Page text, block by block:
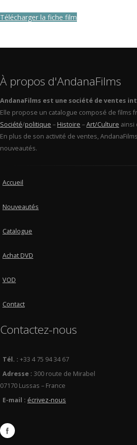
Télécharger la fiche film
À propos d'AndanaFilms
AndanaFilms est une société de ventes
Elle propose un catalogue composé de films
Société/politique – Histoire –Art/Culture ainsi
En plus de son activité de ventes,
nouveautés.
Accueil
Nouveautés
Catalogue
Achat DVD
VOD
Contact
Contactez-nous
Tél. : +33 4 75 94 34 67
Adresse : 300 route de Mirabel
07170 Lussas – France
E-mail : écrivez-nous